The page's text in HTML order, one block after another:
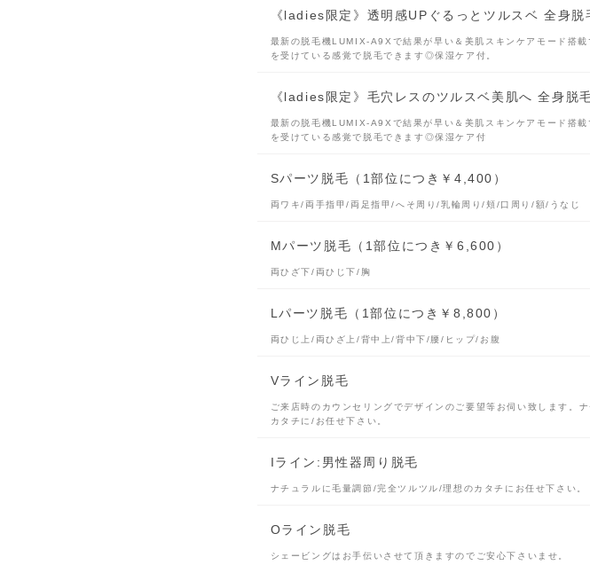
《ladies限定》透明感UPぐるっとツルスベ 全身脱
最新の脱毛機LUMIX-A9Xで結果が早い＆美肌スキンケアモード搭
を受けている感覚で脱毛できます◎保湿ケア付。
《ladies限定》毛穴レスのツルスベ美肌へ 全身脱
最新の脱毛機LUMIX-A9Xで結果が早い＆美肌スキンケアモード搭
を受けている感覚で脱毛できます◎保湿ケア付
Sパーツ脱毛（1部位につき￥4,400）
両ワキ/両手指甲/両足指甲/へそ周り/乳輪周り/頬/口周り/額/うなじ
Mパーツ脱毛（1部位につき￥6,600）
両ひざ下/両ひじ下/胸
Lパーツ脱毛（1部位につき￥8,800）
両ひじ上/両ひざ上/背中上/背中下/腰/ヒップ/お腹
Vライン脱毛
ご来店時のカウンセリングでデザインのご要望等お伺い致します。
カタチに/お任せ下さい。
Iライン:男性器周り脱毛
ナチュラルに毛量調節/完全ツルツル/理想のカタチにお任せ下さい。
Oライン脱毛
シェービングはお手伝いさせて頂きますのでご安心下さいませ。